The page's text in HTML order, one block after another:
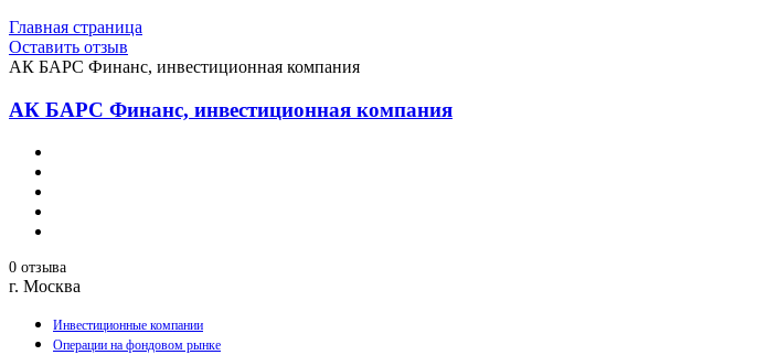
Главная страница
Оставить отзыв
АК БАРС Финанс, инвестиционная компания
АК БАРС Финанс, инвестиционная компания
0 отзыва
г. Москва
Инвестиционные компании
Операции на фондовом рынке